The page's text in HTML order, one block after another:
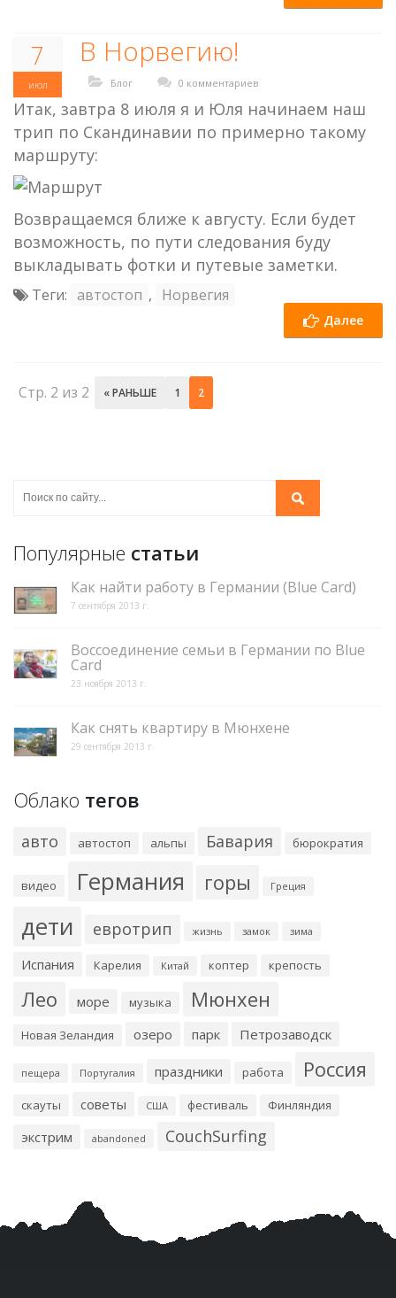
7
июл
В Норвегию!
Блог 0 комментариев
Итак, завтра 8 июля я и Юля начинаем наш
трип по Скандинавии по примерно такому
маршруту:
Возвращаемся ближе к августу. Если будет
возможность, по пути следования буду
выкладывать фотки и путевые заметки.
Теги: автостоп , Норвегия
Далее
Стр. 2 из 2 « РАНЬШЕ 1 2
Популярные статьи
Как найти работу в Германии (Blue Card)
7 сентября 2013 г.
Воссоединение семьи в Германии по Blue
Card
23 ноября 2013 г.
Как снять квартиру в Мюнхене
29 сентября 2013 г.
Облако тегов
авто автостоп альпы Бавария бюрократия
видео Германия горы Греция
дети евротрип жизнь замок зима
Испания Карелия Китай коптер крепость
Лео море музыка Мюнхен
Новая Зеландия озеро парк Петрозаводск
пещера Португалия праздники работа Россия
скауты советы США фестиваль Финляндия
экстрим abandoned CouchSurfing